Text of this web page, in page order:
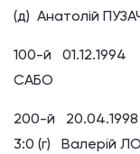
(д) Анатолій
100-й
САБО
200-й
3:0 (г) Валерій